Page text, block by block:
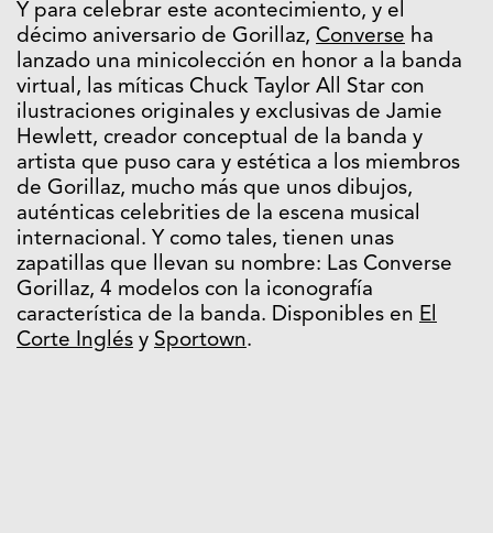
Y para celebrar este acontecimiento, y el
décimo aniversario de Gorillaz, Converse ha
lanzado una minicolección en honor a la banda
virtual, las míticas Chuck Taylor All Star con
ilustraciones originales y exclusivas de Jamie
Hewlett, creador conceptual de la banda y
artista que puso cara y estética a los miembros
de Gorillaz, mucho más que unos dibujos,
auténticas celebrities de la escena musical
internacional. Y como tales, tienen unas
zapatillas que llevan su nombre: Las Converse
Gorillaz, 4 modelos con la iconografía
característica de la banda. Disponibles en El
Corte Inglés y Sportown.